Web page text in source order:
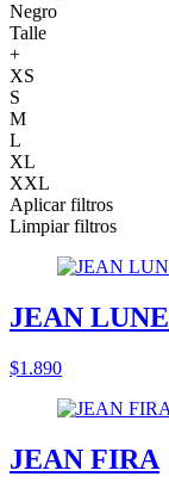
Negro
Talle
+
XS
S
M
L
XL
XXL
Aplicar filtros
Limpiar filtros
JEAN LUNE
$1.890
JEAN FIRA